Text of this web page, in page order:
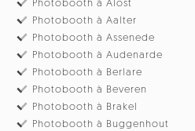
Photobooth à Alost
Photobooth à Aalter
Photobooth à Assenede
Photobooth à Audenarde
Photobooth à Berlare
Photobooth à Beveren
Photobooth à Brakel
Photobooth à Buggenhout